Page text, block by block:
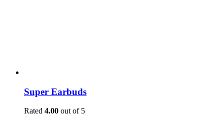
Super Earbuds
Rated 4.00 out of 5